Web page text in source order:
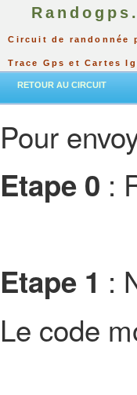
Circuit de randonnée
Trace Gps et Cartes
RETOUR AU CIRCUIT
Pour
Etape 0 :
Etape 1 :
Le code